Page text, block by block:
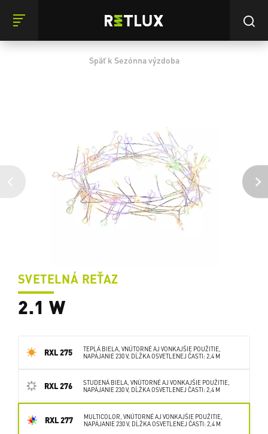
Späť k Sezónna výzdoba
SVETELNÁ REŤAZ
2.1 W
RXL 275
TEPLÁ BIELA, VNÚTORNÉ AJ VONKAJŠIE POUŽITIE,
NAPÁJANIE 230 V, DĹŽKA OSVETLENEJ ČASTI: 2,4 M
RXL 276
STUDENÁ BIELA, VNÚTORNÉ AJ VONKAJŠIE POUŽITIE,
NAPÁJANIE 230 V, DĹŽKA OSVETLENEJ ČASTI: 2,4 M
RXL 277
MULTICOLOR, VNÚTORNÉ AJ VONKAJŠIE POUŽITIE,
NAPÁJANIE 230 V, DĹŽKA OSVETLENEJ ČASTI: 2,4 M